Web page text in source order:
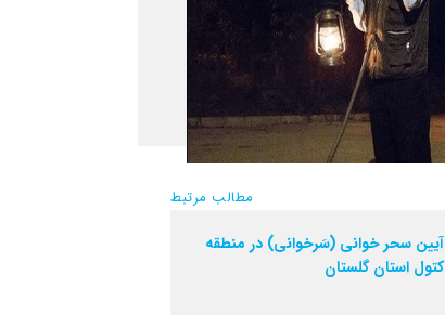
مطالب مرتبط
آیین سحر خوانی (سَرخوانی) در منطقه
کتول استان گلستان